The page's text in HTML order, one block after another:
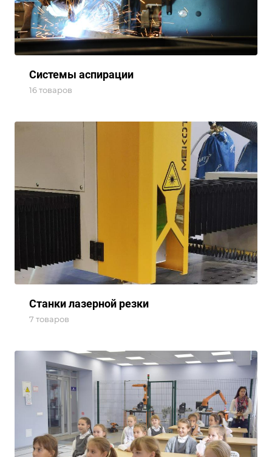
Системы аспирации
16 товаров
Станки лазерной резки
7 товаров